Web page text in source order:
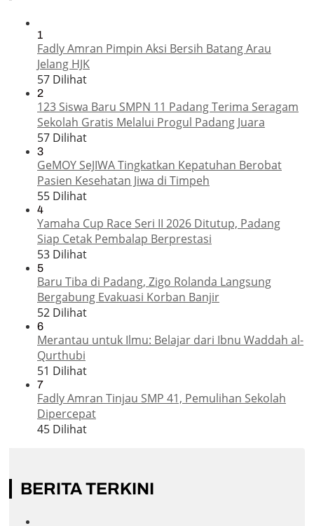
1
Fadly Amran Pimpin Aksi Bersih Batang Arau
Jelang HJK
57 Dilihat
2
123 Siswa Baru SMPN 11 Padang Terima Seragam
Sekolah Gratis Melalui Progul Padang Juara
57 Dilihat
3
GeMOY SeJIWA Tingkatkan Kepatuhan Berobat
Pasien Kesehatan Jiwa di Timpeh
55 Dilihat
4
Yamaha Cup Race Seri II 2026 Ditutup, Padang
Siap Cetak Pembalap Berprestasi
53 Dilihat
5
Baru Tiba di Padang, Zigo Rolanda Langsung
Bergabung Evakuasi Korban Banjir
52 Dilihat
6
Merantau untuk Ilmu: Belajar dari Ibnu Waddah al-
Qurthubi
51 Dilihat
7
Fadly Amran Tinjau SMP 41, Pemulihan Sekolah
Dipercepat
45 Dilihat
BERITA TERKINI